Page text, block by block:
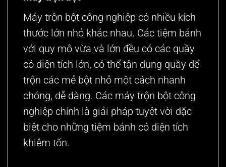
Máy trộn bột công nghiệp có nhiều kích
thước lớn nhỏ khác nhau. Các tiệm bánh
với quy mô vừa và lớn đều có các quầy
có diện tích lớn, có thể tận dụng quầy để
trộn các mẻ bột nhỏ một cách nhanh
chóng, dễ dàng. Các máy trộn bột công
nghiệp chính là giải pháp tuyệt vời đặc
biệt cho những tiệm bánh có diện tích
khiêm tốn.